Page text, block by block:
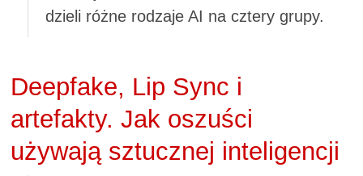
dzieli różne rodzaje AI na cztery grupy.
Deepfake, Lip Sync i
artefakty. Jak oszuści
używają sztucznej inteligencji